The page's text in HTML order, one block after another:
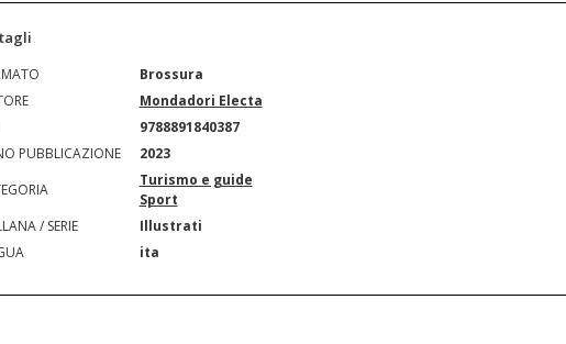
Brossura
Mondadori Electa
9788891840387
PUBBLICAZIONE
2023
Turismo e guide
Sport
/ SERIE
Illustrati
ita